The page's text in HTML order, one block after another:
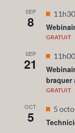
SEP
8
Mis
en
avant
11h30
GRATUIT
SEP
21
Mis
en
avant
11h00
braquer
GRATUIT
OCT
5
Mis
en
5